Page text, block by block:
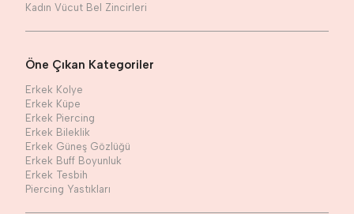
Kadın Vücut Bel Zincirleri
Öne Çıkan Kategoriler
Erkek Kolye
Erkek Küpe
Erkek Piercing
Erkek Bileklik
Erkek Güneş Gözlüğü
Erkek Buff Boyunluk
Erkek Tesbih
Piercing Yastıkları